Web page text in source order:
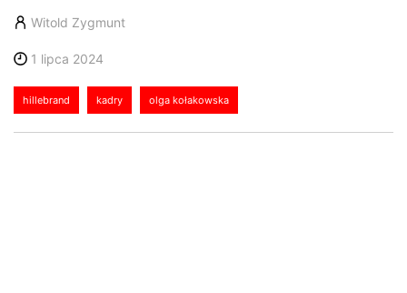
Witold Zygmunt
1 lipca 2024
hillebrand kadry olga kołakowska